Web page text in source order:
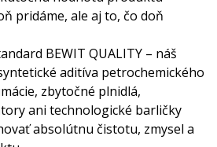
pridáme, ale aj to, čo doň
BEWIT QUALITY – náš
aditíva petrochemického
zbytočné plnidlá,
ani technologické barličky
absolútnu čistotu, zmysel a